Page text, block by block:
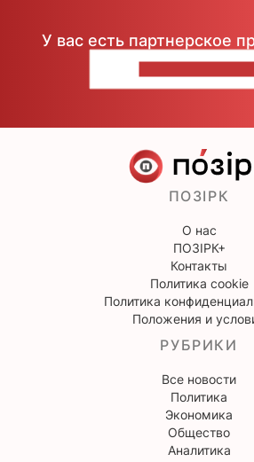
У вас есть партнерское
ПОЗІРК
О нас
ПОЗІРК+
Контакты
Политика cookie
Политика
Положения и
РУБРИКИ
Все новости
Политика
Экономика
Общество
Аналитика